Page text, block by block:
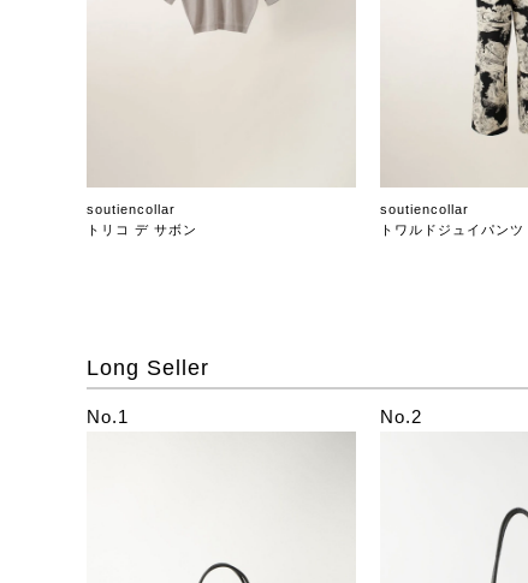
soutiencollar
トリコ デ サボン
soutiencollar
トワルドジュイパンツ
Long Seller
No.1 No.2